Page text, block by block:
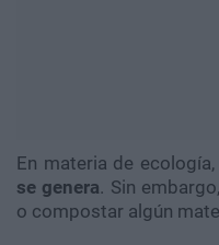
En materia de ecología,
se genera. Sin
o compostar algún